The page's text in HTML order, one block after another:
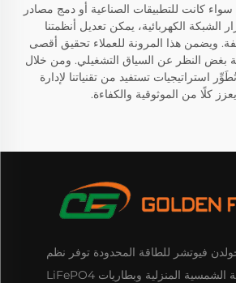
سواء كانت للتطبيقات الصناعية أو دمج مصادر
الشبكة الكهربائية، يمكن تعديل أنظمتنا
ويضمن هذا المرونة للعملاء تحقيق أقصى
بغض النظر عن السياق التشغيلي. ومن خلال
استراتيجيات تستفيد من تقنياتنا لإدارة
كلًا من الموثوقية والكفاءة.
فيوتشر للطاقة المحدودة توفر نظم
تخزين الطاقة الشمسية المنزلية وبطاريات LiFePO4